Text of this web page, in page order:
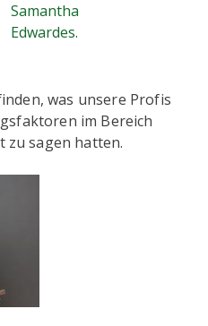
Samantha
Edwardes.
was unsere Profis
im Bereich
zu sagen hatten.